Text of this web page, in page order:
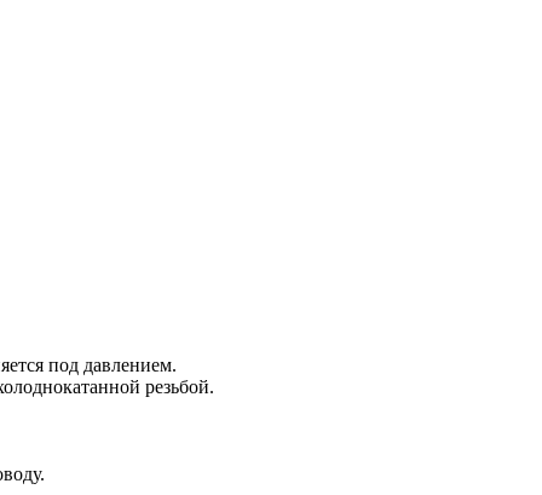
под давлением.
резьбой.